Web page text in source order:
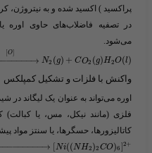
پراکسید ) اکسید شده و به نیتروژن،
در تصفیه فاضلاب‌های حاوی اوره
می‌شود.
→
−−−−−−
[O]
N2 (g) + CO2 (g)H2O(l)
واکنش با فلزات و تشکیل کمپلکس
اوره می‌تواند به عنوان یک لیگاند در
فلزی (مانند نیکل، مس، یا
کاتالیزورها، حسگرها، یا سنتز مواد
→
−−−−−−−− [Ni((NH2 )2 CO)6 ]2+